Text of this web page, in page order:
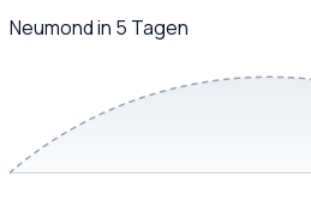
Neumond in 5 Tagen